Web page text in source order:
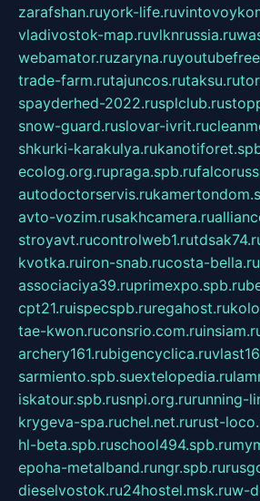
zarafshan.ruyork-life.ru
vladivostok-map.ruvlknrussia.ru
webamator.ruzaryna.ru
trade-farm.rutajuncos.rutaksu.ru
spayderhed-2022.rusplclub.ru
snow-guard.ruslovar-ivrit.ru
shkurki-karakulya.ru
ecolog.org.rupraga.spb.ru
autodoctorservis.ru
avto-vozim.rusakhcamera.ru
stroyavt.rucontrolweb1.ru
kvotka.ruiron-snab.rucosta-bella.ru
associaciya39.ruprimexpo.spb.ru
cpt21.ruispecspb.ruregahost.ru
tae-kwon.ruconsrio.com.ru
archery161.rubigencyclica.ru
sarmiento.spb.suextelopedia.ru
iskatour.spb.rusnpi.org.rurunning-
krygeva-spa.ruchel.net.rurust-
hl-beta.spb.ruschool494.spb.ru
epoha-metalband.rungr.spb.ru
dieselvostok.ru24hostel.msk.ruw-